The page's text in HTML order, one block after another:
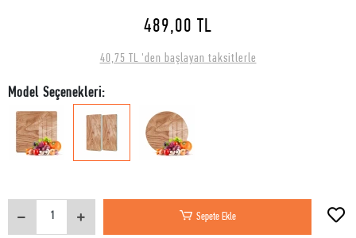
489,00 TL
40,75 TL 'den başlayan taksitlerle
Model Seçenekleri:
Sepete Ekle